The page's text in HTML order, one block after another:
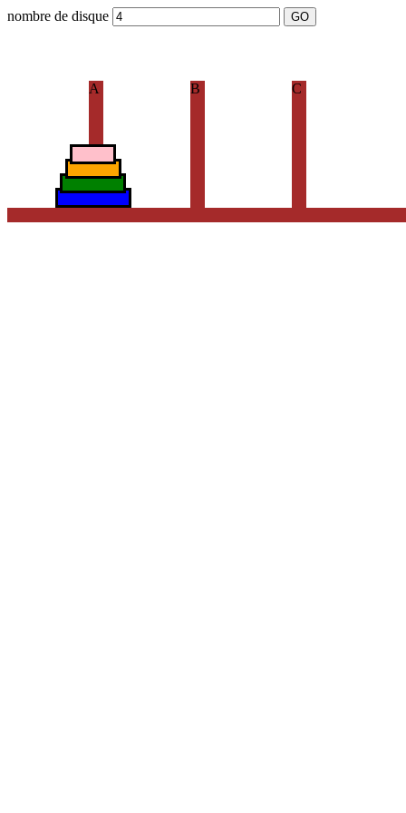
nombre de disque GO
A B C